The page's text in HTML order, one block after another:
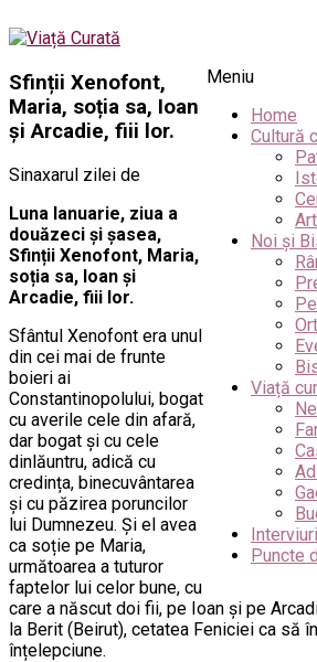
Meniu
Home
Cultură
Noi și
Viață
Interviuri
Puncte
Sfinții Xenofont,
Maria, soția sa, Ioan
și Arcadie, fiii lor.
Sinaxarul zilei de
Luna Ianuarie, ziua a
douăzeci și șasea,
Sfinții Xenofont, Maria,
soția sa, Ioan și
Arcadie, fiii lor.
Sfântul Xenofont era unul
din cei mai de frunte
boieri ai
Constantinopolului, bogat
cu averile cele din afară,
dar bogat și cu cele
dinlăuntru, adică cu
credința, binecuvântarea
și cu păzirea poruncilor
lui Dumnezeu. Și el avea
ca soție pe Maria,
următoarea a tuturor
faptelor lui celor bune, cu
care a născut doi fii, pe Ioan și pe
la Berit (Beirut), cetatea Feniciei ca să
înțelepciune.